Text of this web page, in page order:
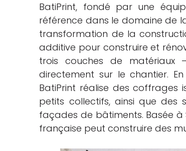
BatiPrint, fondé par une
référence dans le domaine de
transformation de la
additive pour construire et
trois couches de
directement sur le chantier.
BatiPrint réalise des coffrages
petits collectifs, ainsi que des
façades de bâtiments. Basée à
française peut construire des